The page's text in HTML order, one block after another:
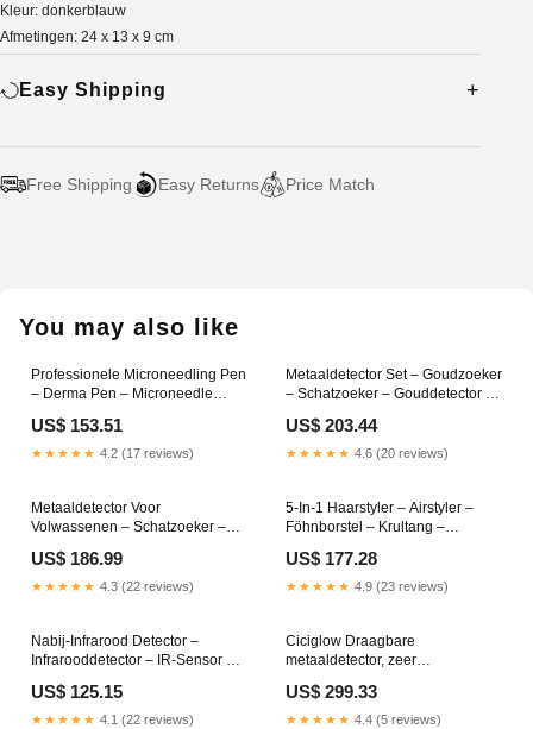
Kleur: donkerblauw
Afmetingen: 24 x 13 x 9 cm
Easy Shipping
Free Shipping Easy Returns Price Match
cartYou may also like
Professionele Microneedling Pen
– Derma Pen – Microneedle
Huidverzorgingspen – EMS
Microstroom & Essence-Infusie –
US$ 153.51
★★★★★ 4.2 (17 reviews)
Metaaldetector Set – Goudzoeker
– Schatzoeker – Gouddetector –
Automatische Bodembalans – 12
Inch Dubbele D-Spoel Tot 25 Cm
US$ 203.44
★★★★★ 4.6 (20 reviews)
Metaaldetector Voor
Volwassenen – Schatzoeker –
Detectieapparaat – Dubbele D-
Spoel 28 Cm – IP68 Waterdicht
US$ 186.99
★★★★★ 4.3 (22 reviews)
5-In-1 Haarstyler – Airstyler –
Föhnborstel – Krultang –
110.000 Tpm Borstelloze Motor –
Ionentechnologie Tegen Pluis
US$ 177.28
★★★★★ 4.9 (23 reviews)
Nabij-Infrarood Detector –
Infrarooddetector – IR-Sensor –
Silicium met Overgangsmetalen
– Voor Onderzoek En
US$ 125.15
★★★★★ 4.1 (22 reviews)
Ciciglow Draagbare
metaaldetector, zeer
zilverdetector met scherm voor
metaaldetectie (EU-stekker 100-
US$ 299.33
★★★★★ 4.4 (5 reviews)